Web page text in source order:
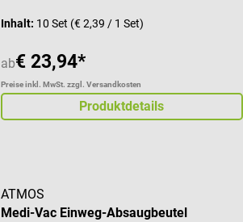
Inhalt: 10 Set (€ 2,39 / 1 Set)
ab€ 23,94*
Preise inkl. MwSt. zzgl. Versandkosten
Produktdetails
ATMOS
Medi-Vac Einweg-Absaugbeutel